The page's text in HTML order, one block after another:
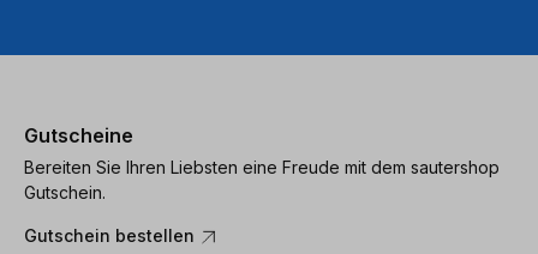
Gutscheine
Bereiten Sie Ihren Liebsten eine Freude mit dem sautershop
Gutschein.
Gutschein bestellen